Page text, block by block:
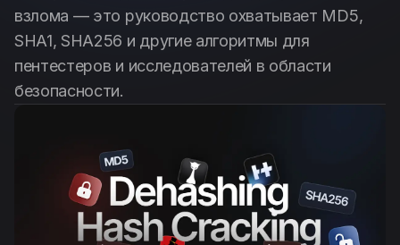
Дополнения
Русский
взлома — это руководство охватывает MD5,
SHA1, SHA256 и другие алгоритмы для
пентестеров и исследователей в области
безопасности.